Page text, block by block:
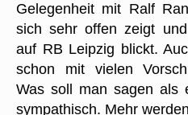
Gelegenheit mit Ralf
sich sehr offen zeigt
auf RB Leipzig blickt.
schon mit vielen
Was soll man sagen als
sympathisch. Mehr